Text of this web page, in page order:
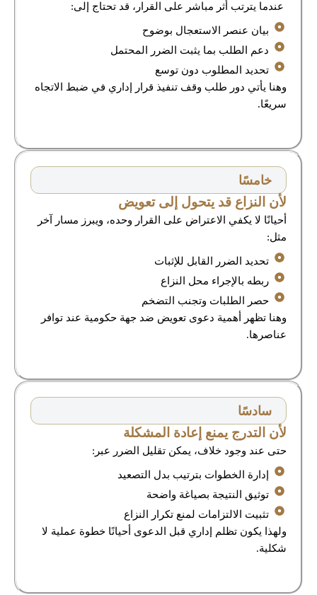
عندما يترتب أثر مباشر على القرار، قد تحتاج إلى:
بيان عنصر الاستعجال بوضوح
دعم الطلب بما يثبت الضرر المحتمل
تحديد المطلوب دون توسع
وهنا يأتي دور طلب وقف تنفيذ قرار إداري في ضبط الاتجاه
سريعًا.
خامسًا
لأن النزاع قد يتحول إلى تعويض
أحيانًا لا يكفي الاعتراض على القرار وحده، ويبرز مسار آخر
مثل:
تحديد الضرر القابل للإثبات
ربطه بالإجراء محل النزاع
حصر الطلبات وتجنب التضخم
وهنا تظهر أهمية دعوى تعويض ضد جهة حكومية عند توافر
عناصرها.
سادسًا
لأن التدرج يمنع إعادة المشكلة
حتى عند وجود خلاف، يمكن تقليل الضرر عبر:
إدارة الخطوات بترتيب بدل التصعيد
توثيق النتيجة بصياغة واضحة
تثبيت الالتزامات لمنع تكرار النزاع
ولهذا يكون تظلم إداري قبل الدعوى أحيانًا خطوة عملية لا
شكلية.